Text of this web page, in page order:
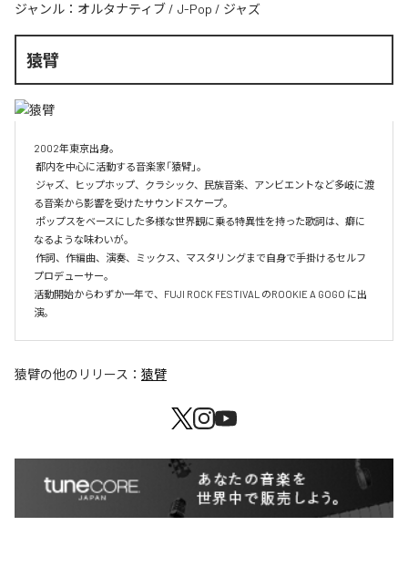
ジャンル： オルタナティブ / J-Pop / ジャズ
猿臂
2002年東京出身。
る音楽から影響を受けたサウンドスケープ。
なるような味わいが。
プロデューサー。
活動開始からわずか一年で、FUJI ROCK FESTIVAL のROOKIE A GOGO に出
演。
猿臂の他のリリース： 猿臂